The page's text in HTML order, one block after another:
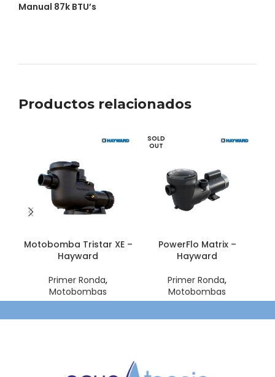
Manual 87k BTU’s
Productos relacionados
Motobomba Tristar XE –
Hayward
Primer Ronda,
Motobombas
SOLD
OUT
PowerFlo Matrix –
Hayward
Primer Ronda,
Motobombas